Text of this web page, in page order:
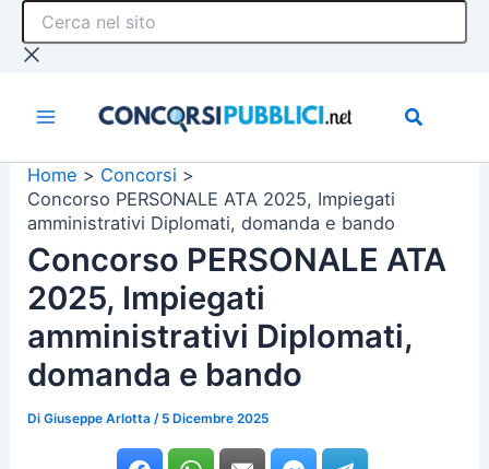
Cerca
sito
Home
Concorsi
Concorso PERSONALE ATA 2025, Impiegati
amministrativi Diplomati, domanda e bando
Concorso PERSONALE ATA
2025, Impiegati
amministrativi Diplomati,
domanda e bando
DiGiuseppe Arlotta / 5 Dicembre 2025